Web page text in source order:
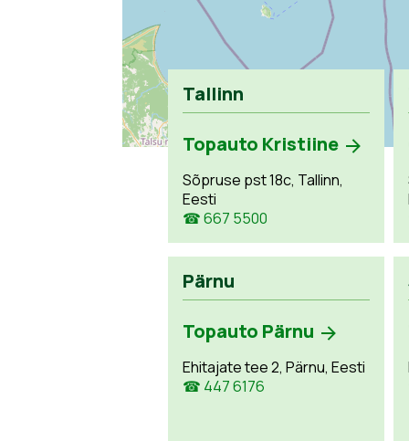
Tallinn
Topauto Kristiine
Sõpruse pst 18c, Tallinn,
Eesti
☎ 667 5500
Pärnu
Topauto Pärnu
Ehitajate tee 2, Pärnu, Eesti
☎ 447 6176